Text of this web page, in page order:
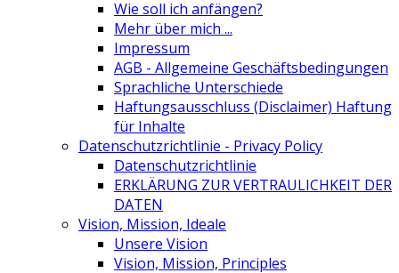
Wie soll ich anfängen?
Mehr über mich ...
Impressum
AGB - Allgemeine Geschäftsbedingungen
Sprachliche Unterschiede
Haftungsausschluss (Disclaimer) Haftung
für Inhalte
Datenschutzrichtlinie - Privacy Policy
Datenschutzrichtlinie
ERKLÄRUNG ZUR VERTRAULICHKEIT DER
DATEN
Vision, Mission, Ideale
Unsere Vision
Vision, Mission, Principles